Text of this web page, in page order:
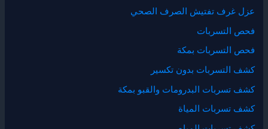
عزل غرف تفتيش الصرف الصحي
فحص التسربات
فحص التسربات بمكة
كشف التسربات بدون تكسير
كشف تسربات البدرومات والقبو بمكة
كشف تسربات المياة